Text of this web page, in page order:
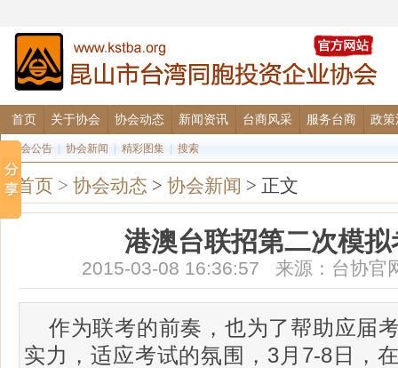
首页 关于协会 协会动态 新闻资讯 台商风采 服务台商 政策
协会公告 协会新闻 精彩图集 搜索
首页 > 协会动态 > 协会新闻 > 正文
港澳台联招第二次模
2015-03-08 16:36:57 来源：台协
作为联考的前奏，也为了帮助应届
实力，适应考试的氛围，3月7-8日，